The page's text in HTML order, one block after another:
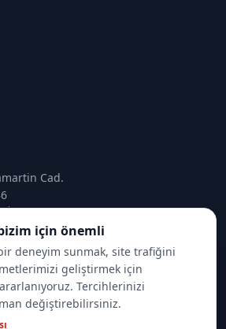
Cad.
İSTANBUL
için önemli
deneyim sunmak, site trafiğini
geliştirmek için
Tercihlerinizi
değiştirebilirsiniz.